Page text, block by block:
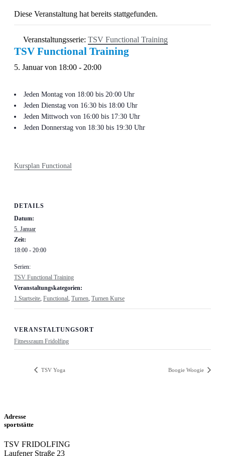
Diese Veranstaltung hat bereits stattgefunden.
Veranstaltungsserie: TSV Functional Training
TSV Functional Training
5. Januar von 18:00 - 20:00
Jeden Montag von 18:00 bis 20:00 Uhr
Jeden Dienstag von 16:30 bis 18:00 Uhr
Jeden Mittwoch von 16:00 bis 17:30 Uhr
Jeden Donnerstag von 18:30 bis 19:30 Uhr
Kursplan Functional
DETAILS
Datum:
5. Januar
Zeit:
18:00 - 20:00
Serien:
TSV Functional Training
Veranstaltungskategorien:
1 Startseite, Functional, Turnen, Turnen Kurse
VERANSTALTUNGSORT
Fitnessraum Fridolfing
TSV Yoga Boogie Woogie
Adresse
sportstätte
TSV FRIDOLFING
Laufener Straße 23